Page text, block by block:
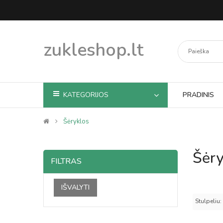
zukleshop.lt
KATEGORIJOS PRADINIS
Šėryklos
FILTRAS
IŠVALYTI
Stulpeliu: